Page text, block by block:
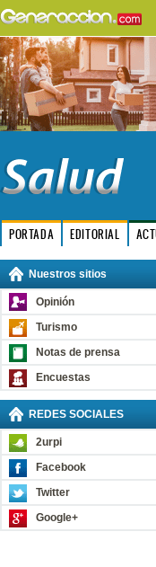
PORTADA EDITORIAL
Nuestros sitios
Opinión
Turismo
Notas de prensa
Encuestas
REDES SOCIALES
2urpi
Facebook
Twitter
Google+